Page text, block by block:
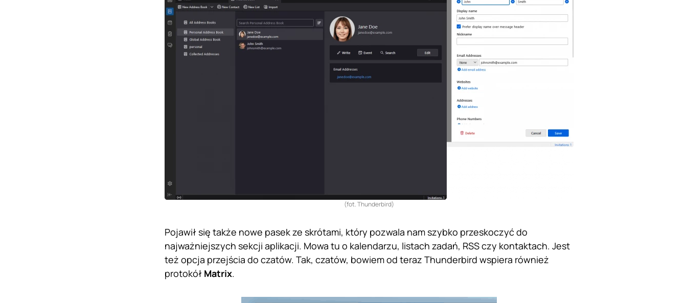
(fot. Thunderbird)
Pojawił się także nowe pasek ze skrótami, który pozwala nam szybko przeskoczyć do
najważniejszych sekcji aplikacji. Mowa tu o kalendarzu, listach zadań, RSS czy kontaktach. Jest
też opcja przejścia do czatów. Tak, czatów, bowiem od teraz Thunderbird wspiera również
protokół Matrix.